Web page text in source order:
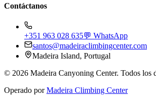
Contáctanos
+351 963 028 635💬 WhatsApp
santos@madeiraclimbingcenter.com
Madeira Island, Portugal
© 2026 Madeira Canyoning Center. Todos los
Operado por Madeira Climbing Center